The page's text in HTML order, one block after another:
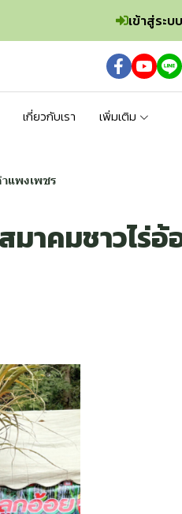
เข้าสู่ระบบ
เกี่ยวกับเรา เพิ่มเติม
แพงเพชร
าคมชาวไร่อ้